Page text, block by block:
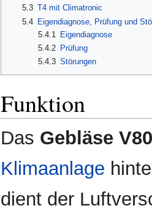
5.3 T4 mit Climatronic
5.4 Eigendiagnose, Prüfung und
5.4.1
Eigendiagnose
5.4.2 Prüfung
5.4.3 Störungen
Funktion
Das Gebläse
Klimaanlage
dient der